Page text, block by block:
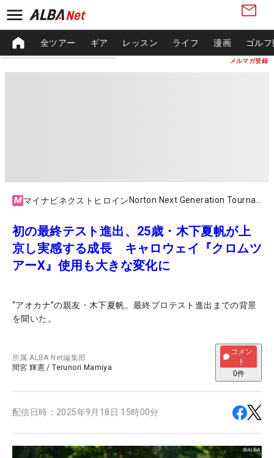
メルマガ登録
全ツアー ギア レッスン ライフ 漫画 ゴル
マイナビネクストヒロイン
初の最終テスト進出、25歳・木下夏帆が上
京し実感する成長 キャロウェイ『クロムツ
アーX』使用も大きな変化に
“アオカナ”の親友・木下夏帆。最終プロテスト進出までの背景
を聞いた。
所属ALBA Net編集部
間宮 輝憲 /Terunori Mamiya
コメン
ト
0件
配信日時： 2025年9月18日 15時00分